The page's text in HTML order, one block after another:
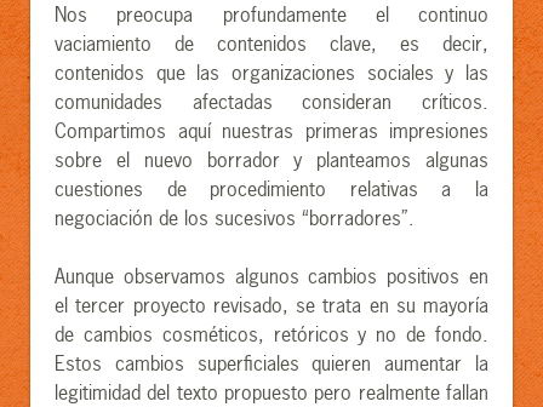
Nos preocupa profundamente el continuo
vaciamiento de contenidos clave, es decir,
contenidos que las organizaciones sociales y las
comunidades afectadas consideran críticos.
Compartimos aquí nuestras primeras impresiones
sobre el nuevo borrador y planteamos algunas
cuestiones de procedimiento relativas a la
negociación de los sucesivos “borradores”.
Aunque observamos algunos cambios positivos en
el tercer proyecto revisado, se trata en su mayoría
de cambios cosméticos, retóricos y no de fondo.
Estos cambios superficiales quieren aumentar la
legitimidad del texto propuesto pero realmente fallan